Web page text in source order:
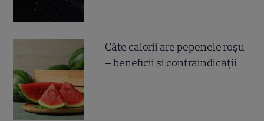
Câte calorii are pepenele roșu
– beneficii și contraindicații